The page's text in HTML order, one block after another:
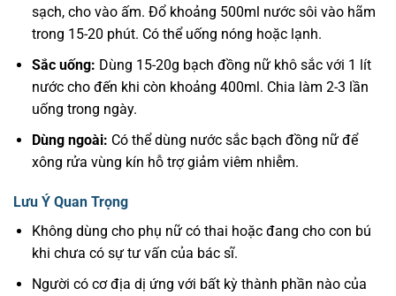
sạch, cho vào ấm. Đổ khoảng 500ml nước sôi vào hãm
trong 15-20 phút. Có thể uống nóng hoặc lạnh.
Sắc uống: Dùng 15-20g bạch đồng nữ khô sắc với 1 lít
nước cho đến khi còn khoảng 400ml. Chia làm 2-3 lần
uống trong ngày.
Dùng ngoài: Có thể dùng nước sắc bạch đồng nữ để
xông rửa vùng kín hỗ trợ giảm viêm nhiễm.
Lưu Ý Quan Trọng
Không dùng cho phụ nữ có thai hoặc đang cho con bú
khi chưa có sự tư vấn của bác sĩ.
Người có cơ địa dị ứng với bất kỳ thành phần nào của